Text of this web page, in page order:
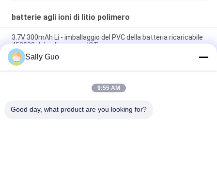
batterie agli ioni di litio polimero
3.7V 300mAh Li - imballaggio del PVC della batteria ricaricabile
452530 del polimero per IOT
Batterie ricaricabili in polimero agli ioni di litio per IOT
LP093040
Batterie al litio LP602535 3,7V 500mAh Per piccoli prodotti per
Sally Guo
9:55 AM
Good day, what product are you looking for?